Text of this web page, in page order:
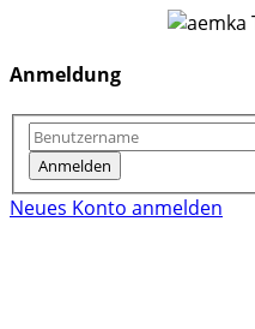
Anmeldung
Neues Konto anmelden